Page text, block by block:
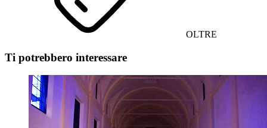
OLTRE
Ti potrebbero interessare